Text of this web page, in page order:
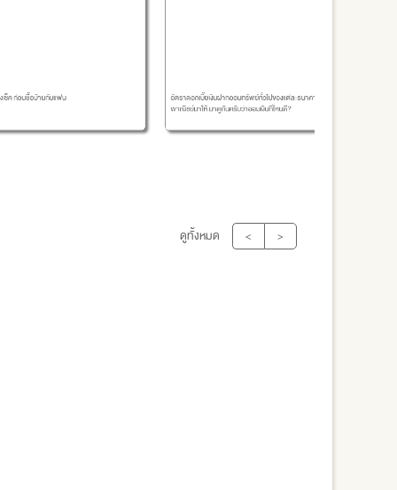
เช็ค ก่อนซื้อบ้านกับแฟน
อัตราดอกเบี้ยเงินฝากออมทรัพย์ทั่วไปของแต่ละธนาคาร
พาณิชย์มาให้ มาดูกันครับว่าออมเงินที่ไหนดี?
ดูทั้งหมด < >